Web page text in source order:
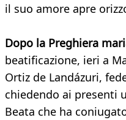
il suo amore apre
Dopo la Preghiera
beatificazione, ieri a
Ortiz de Landázuri,
chiedendo ai presenti
Beata che ha